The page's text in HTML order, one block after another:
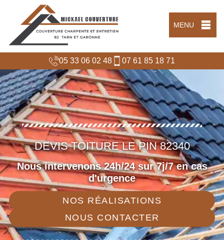
MENU
05 33 06 02 48 07 61 85 18 71
DEVIS TOITURE LE PIN 82340
Nous intervenons 24h/24 sur 7j/7 en cas
d'urgence
NOS RÉALISATIONS
NOUS CONTACTER